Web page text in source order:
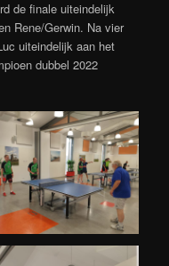
de finale uiteindelijk
Rene/Gerwin. Na vier
uiteindelijk aan het
dubbel 2022